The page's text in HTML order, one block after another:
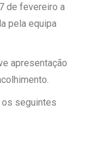
de fevereiro a
pela equipa
apresentação
os seguintes